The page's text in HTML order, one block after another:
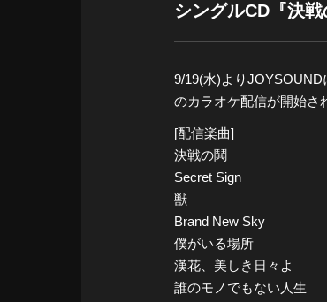
公演に関するお知ら
シングルCD『決
9/19(水)より
のカラオケ配信が開始さ
[配信楽曲]
決戦の鬨
Secret Sign
獣
Brand New Sky
僕がいる場所
漢花、美しき日々よ
誰のモノでもない人生